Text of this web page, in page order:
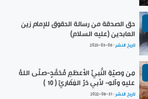
حق الصدقة من رسالة الحقوق للإمام زين
العابدين (عليه السلام)
تاريخ النشر :2023-03-06
مِن وصيّةِ النَّبيِّ الأعظمِ مُحَمَّدٍ-صلّى اللهُ
عليهِ وآلهِ- لأبي ذرٍّ الغِفَاريِّ ( 10 )
تاريخ النشر :2022-08-31